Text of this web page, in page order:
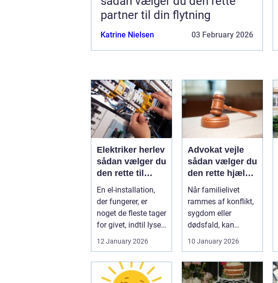
partner til din flytning
Katrine Nielsen 03 February 2026
Elektriker herlev
sådan vælger du
den rette til
opgaven
En el-installation,
der fungerer, er
noget de fleste tager
for givet, indtil lyset
12 January 2026
Advokat vejle
sådan vælger du
den rette hjælp
til familien
Når familielivet
rammes af konflikt,
sygdom eller
dødsfald, kan
hurtigt vokse si...
10 January 2026